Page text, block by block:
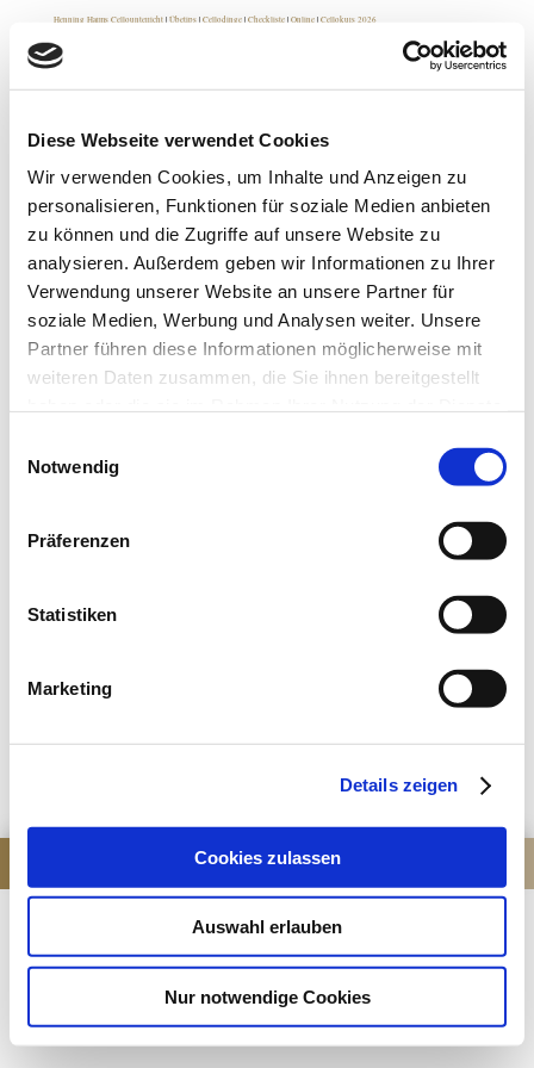
Diese Webseite verwendet Cookies
Wir verwenden Cookies, um Inhalte und Anzeigen zu
personalisieren, Funktionen für soziale Medien anbieten
zu können und die Zugriffe auf unsere Website zu
analysieren. Außerdem geben wir Informationen zu Ihrer
Verwendung unserer Website an unsere Partner für
soziale Medien, Werbung und Analysen weiter. Unsere
Partner führen diese Informationen möglicherweise mit
weiteren Daten zusammen, die Sie ihnen bereitgestellt
Notwendig
Präferenzen
Statistiken
Marketing
Details zeigen
Cookies zulassen
Auswahl erlauben
Nur notwendige Cookies
Henning Harms Cellounterricht | Übetips| Cellodinge| Checkliste| Online| Cellokurs 2026
Außer Cello & Bogen nicht vergessen:
Noten
Cellobrett
2 Lappen (für die Saiten und den Lack)
Haargummi (bei langen Haaren)
Stimmgerät
Notenständer (falls vor Ort nicht vorhanden)
Fingernägel schneiden
Tel. 01512 5377969 |henningharms@posteo.de